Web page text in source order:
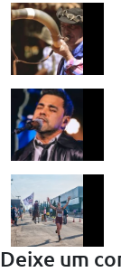
Deixe um